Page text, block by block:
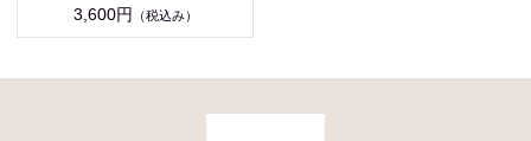
3,600円
（税込み）